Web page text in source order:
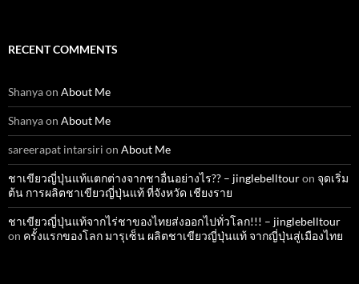
RECENT COMMENTS
Shanyaon About Me
Shanyaon About Me
sareerapat intarsiri on About Me
ชาเขียวญี่ปุ่นแท้แตกต่างจากชาอื่นอย่างไร?? – jinglebelltouron จุดเริ่ม
ต้น การผลิตชาเขียวญี่ปุ่นแท้ ที่จังหวัด เชียงราย
ชาเขียวญี่ปุ่นแท้จากไร่ชาของไทยส่งออกไปทั่วโลก!!! – jinglebelltour
on ครั้งแรกของโลก มารุเซ็น ผลิตชาเขียวญี่ปุ่นแท้ จากญี่ปุ่นสู่เมืองไทย